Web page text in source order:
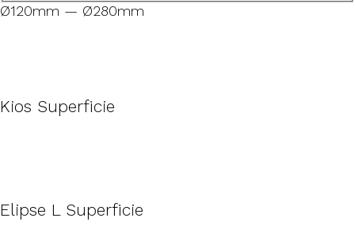
Ø120mm — Ø280mm
Kios Superficie
Elipse L Superficie